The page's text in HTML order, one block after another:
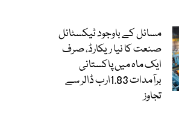
مسائل کے باوجود ٹیکسٹائل
صنعت کا نیا ریکارڈ، صرف
ایک ماہ میں پاکستانی
برآمدات 1.83ارب ڈالر سے
تجاوز